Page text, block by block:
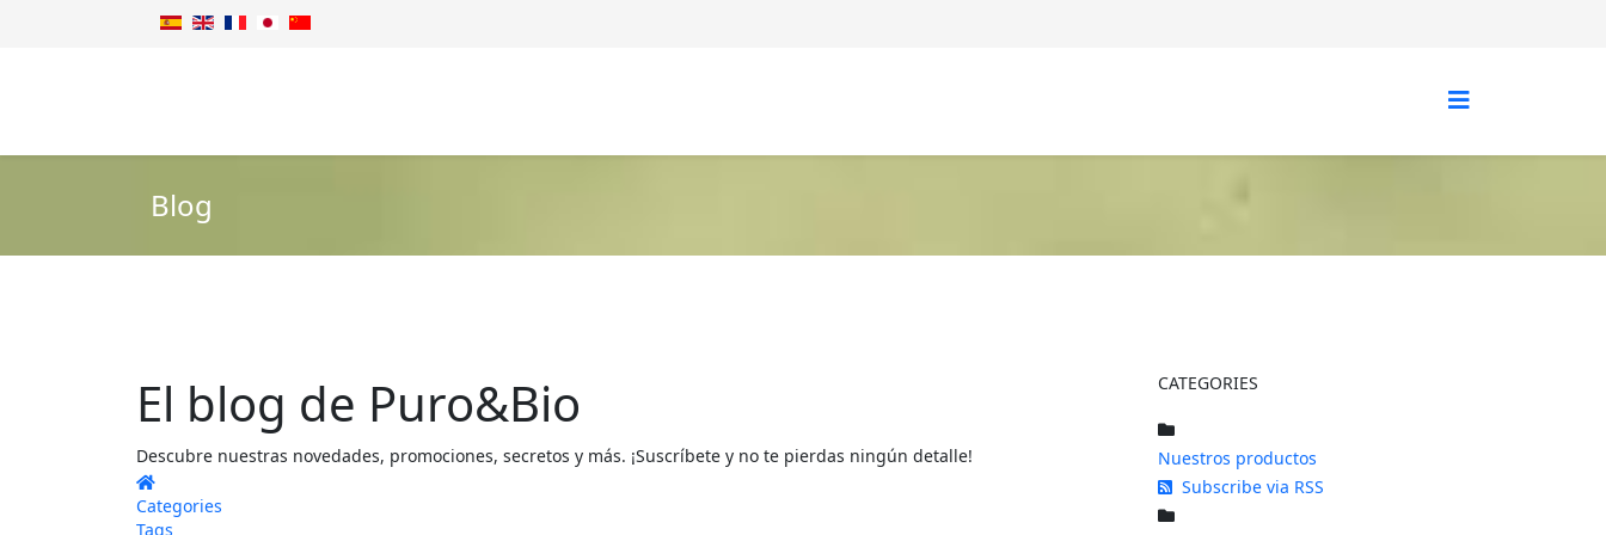
Blog
El blog de Puro&Bio
Descubre nuestras novedades, promociones, secretos y más. ¡Suscríbete y no te pierdas ningún detalle!
Home
Categories
Tags
CATEGORIES
Nuestros productos
Subscribe via RSS